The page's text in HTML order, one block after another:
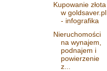
Kupowanie złota
w goldsaver.pl
- infografika
Nieruchomości
na wynajem,
podnajem i
powierzenie
z...